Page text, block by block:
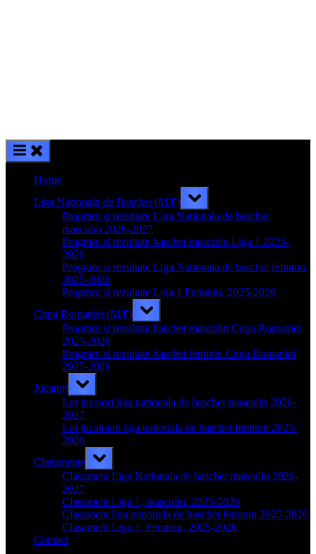
Home
Liga Nationala de Baschet (M/F)
Toggle
sub-
menu
Program si rezultate Liga Nationala de baschet
masculin 2026-2027
Program si rezultate baschet masculin Liga 1 2025-
2026
Program si rezultate Liga Nationala de baschet feminin
2025-2026
Program si rezultate Liga 1 Feminin, 2025-2026
Cupa Romaniei (M/F)
Toggle
sub-
menu
Program si rezultate baschet masculin Cupa Romaniei
2025-2026
Program si rezultate baschet feminin Cupa Romaniei
2025-2026
Jucatori
Toggle
sub-
menu
Lot jucatori liga nationala de baschet masculin 2026-
2027
Lot jucatoare liga nationala de baschet feminin 2025-
2026
Clasamente
Toggle
sub-
menu
Clasament Liga Nationala de baschet masculin 2026-
2027
Clasament Liga 1, masculin, 2025-2026
Clasament liga nationala de baschet feminin 2025-2026
Clasament Liga 1, Feminin, 2025-2026
Contact